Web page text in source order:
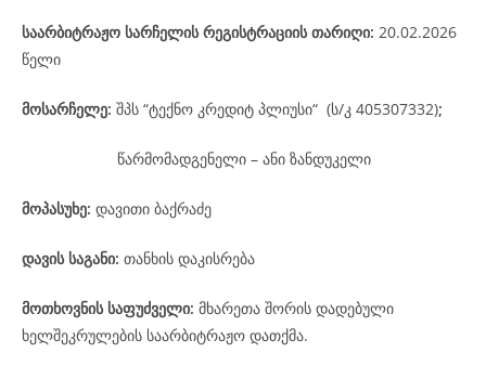
საარბიტრაჟო სარჩელის რეგისტრაციის თარიღი: 20.02.2026
წელი
მოსარჩელე: შპს “ტექნო კრედიტ პლიუსი“ (ს/კ 405307332);
წარმომადგენელი – ანი ზანდუკელი
მოპასუხე: დავითი ბაქრაძე
დავის საგანი: თანხის დაკისრება
მოთხოვნის საფუძველი: მხარეთა შორის დადებული
ხელშეკრულების საარბიტრაჟო დათქმა.